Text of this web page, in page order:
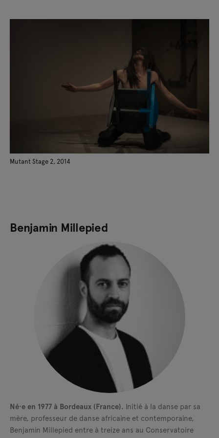
Biennale Performa de New York. Depuis juillet
Mutant Stage 2, 2014
Benjamin Millepied
Né·e en 1977 à Bordeaux (France). Initié à la danse par sa
mère, professeur de danse africaine et contemporaine,
Benjamin Millepied entre à treize ans au Conservatoire